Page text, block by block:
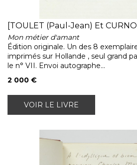
[TOULET (Paul-Jean) Et
Mon métier d'amant
Édition originale. Un des 8
imprimés sur Hollande , seul grand
le n° VII. Envoi autographe...
2 000 €
VOIR LE LIVRE